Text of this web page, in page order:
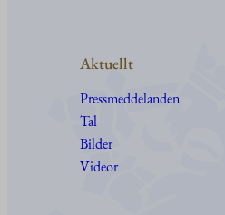
Aktuellt
Pressmeddelanden
Tal
Bilder
Videor